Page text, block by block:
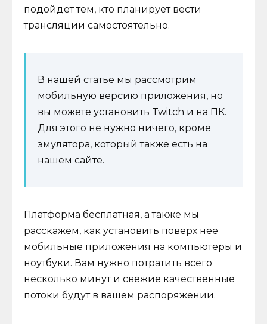
подойдет тем, кто планирует вести
трансляции самостоятельно.
В нашей статье мы рассмотрим
мобильную версию приложения, но
вы можете установить Twitch и на ПК.
Для этого не нужно ничего, кроме
эмулятора, который также есть на
нашем сайте.
Платформа бесплатная, а также мы
расскажем, как установить поверх нее
мобильные приложения на компьютеры и
ноутбуки. Вам нужно потратить всего
несколько минут и свежие качественные
потоки будут в вашем распоряжении.